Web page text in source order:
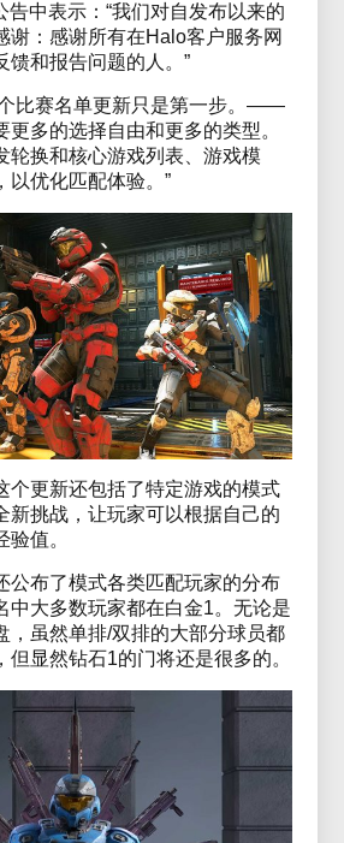
告中表示：“我们对自发布以来的
谢：感谢所有在Halo客户服务网
馈和报告问题的人。”
比赛名单更新只是第一步。——
更多的选择自由和更多的类型。
轮换和核心游戏列表、游戏模
以优化匹配体验。”
个更新还包括了特定游戏的模式
新挑战，让玩家可以根据自己的
值。
公布了模式各类匹配玩家的分布
中大多数玩家都在白金1。无论是
，虽然单排/双排的大部分球员都
但显然钻石1的门将还是很多的。